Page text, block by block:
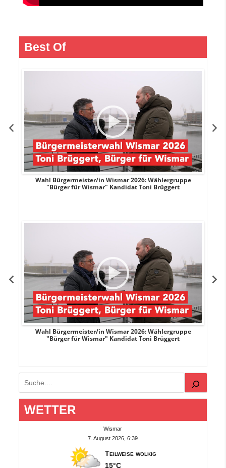
Best Of
Wahl Bürgermeister/in Wismar 2026: Wählergruppe
"Bürger für Wismar" Kandidat Toni Brüggert
Wahl Bürgermeister/in Wismar 2026: Wählergruppe
"Bürger für Wismar" Kandidat Toni Brüggert
Suchen
WETTER
Wismar
7. August 2026, 6:39
Teilweise wolkig
15°C